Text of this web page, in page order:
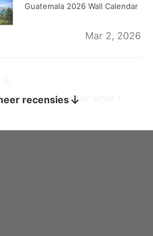
Guatemala 2026 Wall Calendar
Mar 2, 2026
is too small for what I
recensies